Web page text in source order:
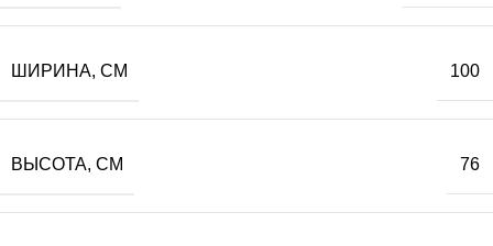
ШИРИНА, СМ 100
ВЫСОТА, СМ 76